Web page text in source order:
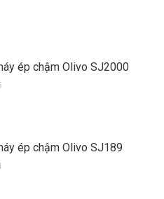
ép chậm Olivo SJ2000
ép chậm Olivo SJ189